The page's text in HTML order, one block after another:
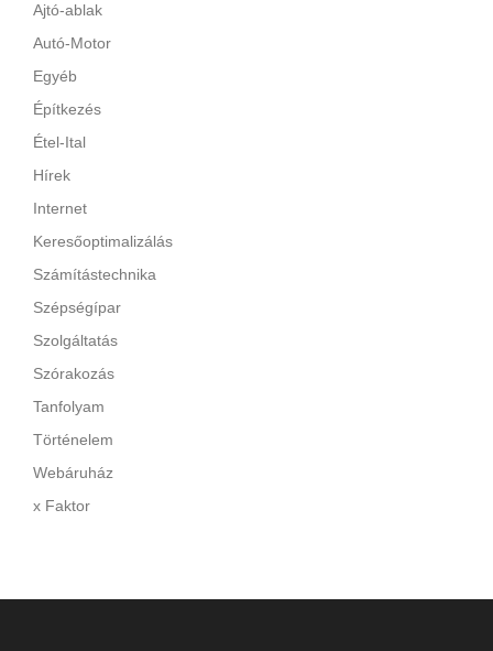
Ajtó-ablak
Autó-Motor
Egyéb
Építkezés
Étel-Ital
Hírek
Internet
Keresőoptimalizálás
Számítástechnika
Szépségípar
Szolgáltatás
Szórakozás
Tanfolyam
Történelem
Webáruház
x Faktor